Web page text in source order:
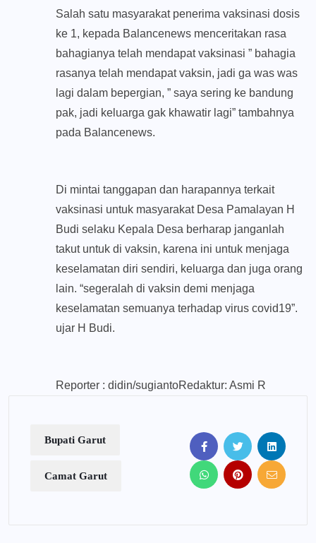
Salah satu masyarakat penerima vaksinasi dosis
ke 1, kepada Balancenews menceritakan rasa
bahagianya telah mendapat vaksinasi ” bahagia
rasanya telah mendapat vaksin, jadi ga was was
lagi dalam bepergian, ” saya sering ke bandung
pak, jadi keluarga gak khawatir lagi” tambahnya
pada Balancenews.
Di mintai tanggapan dan harapannya terkait
vaksinasi untuk masyarakat Desa Pamalayan H
Budi selaku Kepala Desa berharap janganlah
takut untuk di vaksin, karena ini untuk menjaga
keselamatan diri sendiri, keluarga dan juga orang
lain. “segeralah di vaksin demi menjaga
keselamatan semuanya terhadap virus covid19”.
ujar H Budi.
Reporter : didin/sugiantoRedaktur: Asmi R
Bupati Garut
Camat Garut